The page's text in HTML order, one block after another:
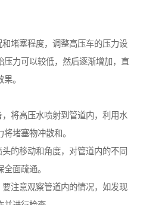
堵塞程度，调整高压车的压力设
压力可以较低，然后逐渐增加，直
。
将高压水喷射到管道内，利用水
堵塞物冲散和。
的移动和角度，对管道内的不同
面疏通。
注意观察管道内的情况，如发现